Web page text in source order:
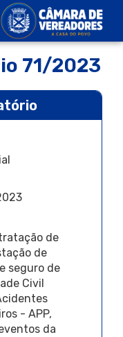
71/2023
de
de
seguro de
Civil
- APP,
da